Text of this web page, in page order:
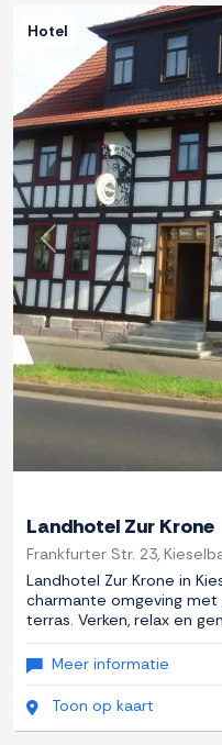
Previous
Hotel
Landhotel Zur Krone
Frankfurter Str. 23,
Landhotel Zur Krone in
charmante omgeving met
terras. Verken, relax en
Meer informatie
Toon op kaart